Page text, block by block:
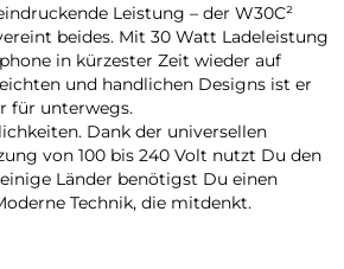
Leistung – der W30C²
beides. Mit 30 Watt Ladeleistung
in kürzester Zeit wieder auf
und handlichen Designs ist er
für unterwegs.
Dank der universellen
von 100 bis 240 Volt nutzt Du den
Länder benötigst Du einen
Technik, die mitdenkt.
Technologie (GaN) setzt